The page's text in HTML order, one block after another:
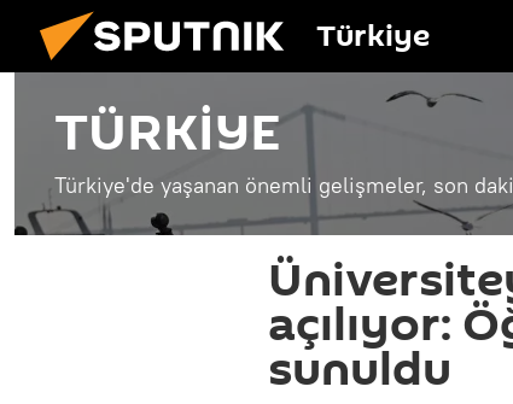
Türkiye
TÜRKİYE
Türkiye'de yaşanan önemli gelişmeler, son
açılıyor:
sunuldu